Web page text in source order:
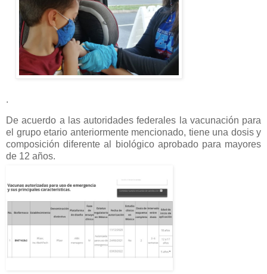
.
De acuerdo a las autoridades federales la vacunación para
el grupo etario anteriormente mencionado, tiene una dosis y
composición diferente al biológico aprobado para mayores
de 12 años.